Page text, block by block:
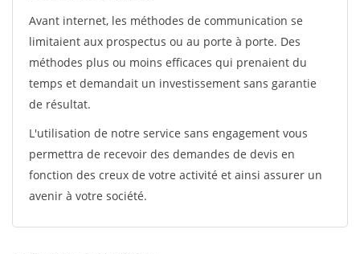
Avant internet, les méthodes de communication se
limitaient aux prospectus ou au porte à porte. Des
méthodes plus ou moins efficaces qui prenaient du
temps et demandait un investissement sans garantie
de résultat.
L'utilisation de notre service sans engagement vous
permettra de recevoir des demandes de devis en
fonction des creux de votre activité et ainsi assurer un
avenir à votre société.